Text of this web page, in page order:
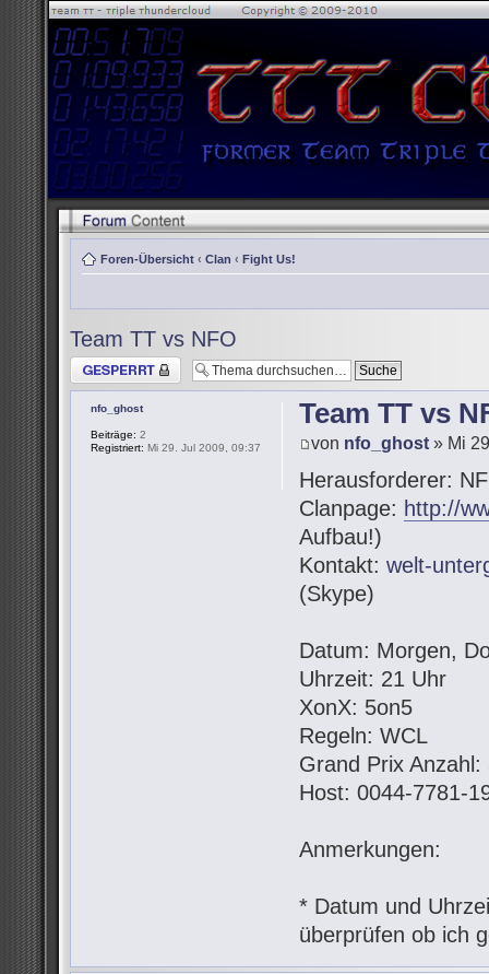
Foren-Übersicht ‹ Clan ‹ Fight Us!
Team TT vs NFO
Thema gesperrt
Team TT vs
von nfo_ghost » Mi
Herausforderer:
Clanpage: http://
Aufbau!)
Kontakt:welt-
(Skype)
Datum: Morgen,
Uhrzeit: 21 Uhr
XonX: 5on5
Regeln: WCL
Grand Prix Anzahl:
Host: 0044-7781-
Anmerkungen:
* Datum und
überprüfen ob ich
nfo_ghost
Beiträge: 2
Registriert: Mi 29. Jul 2009, 09:37